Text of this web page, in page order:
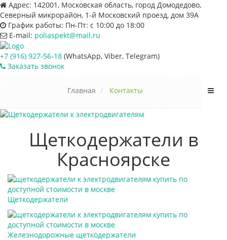
Адрес: 142001, Московская область, город Домодедово,
Северный микрорайон, 1-й Московский проезд, дом 39А
График работы: Пн-Пт: с 10:00 до 18:00
E-mail: poliaspekt@mail.ru
+7 (916) 927-56-18 (WhatsApp, Viber, Telegram)
Заказать звонок
Главная Контакты
Щеткодержатели в
Красноярске
Щеткодержатели
Железнодорожные щеткодержатели